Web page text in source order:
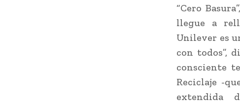
“Cero
llegue a
Unilever es
con todos”,
consciente
Reciclaje -
extendida